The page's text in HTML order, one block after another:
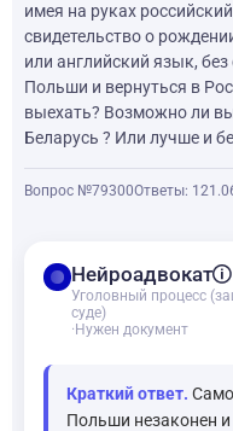
имея на руках
свидетельство о
или английский язык,
Польши и вернуться в
выехать? Возможно ли
Беларусь ? Или лучше и
Вопрос №79300Ответы: 1
balanceНейроадвокат
Уголовный процесс
суде)
· Нужен документ
Краткий ответ.
Польши незаконен